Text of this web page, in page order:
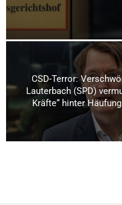
CSD-Terror:
Lauterbach (SPD)
Kräfte“ hinter